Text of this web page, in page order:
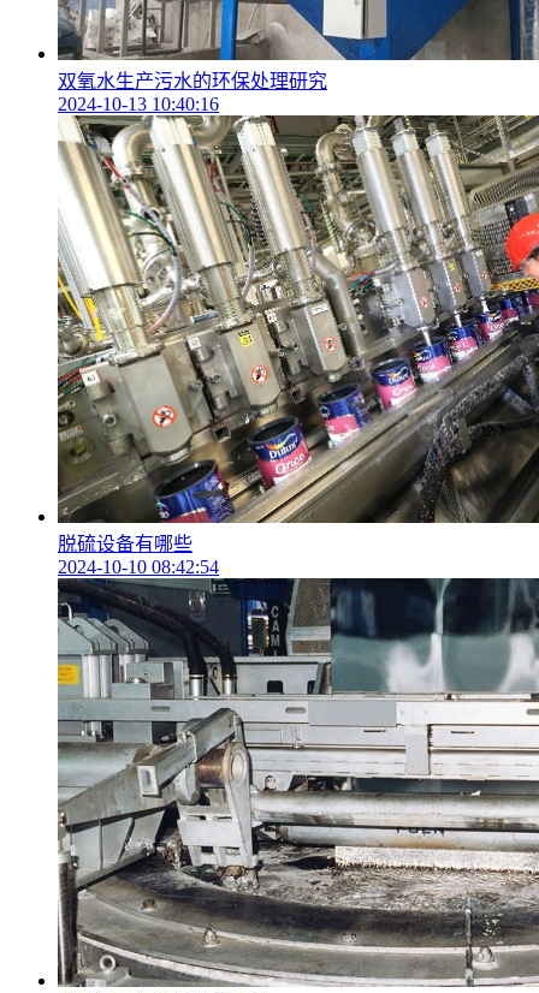
双氧水生产污水的环保处理研究
2024-10-13 10:40:16
脱硫设备有哪些
2024-10-10 08:42:54